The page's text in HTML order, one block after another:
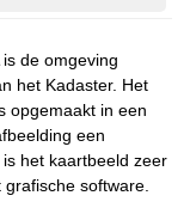
de omgeving
het Kadaster. Het
opgemaakt in een
een
het kaartbeeld zeer
software.